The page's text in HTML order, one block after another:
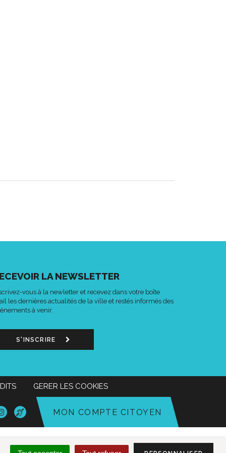
LA NEWSLETTER
vous à la newletter et recevez dans votre boîte
les dernières actualités de la ville et restés informés des
à venir.
S'INSCRIRE
GERER LES COOKIES
MON COMPTE CITOYEN
Lien
vers
le
Instagram
Acce-
o